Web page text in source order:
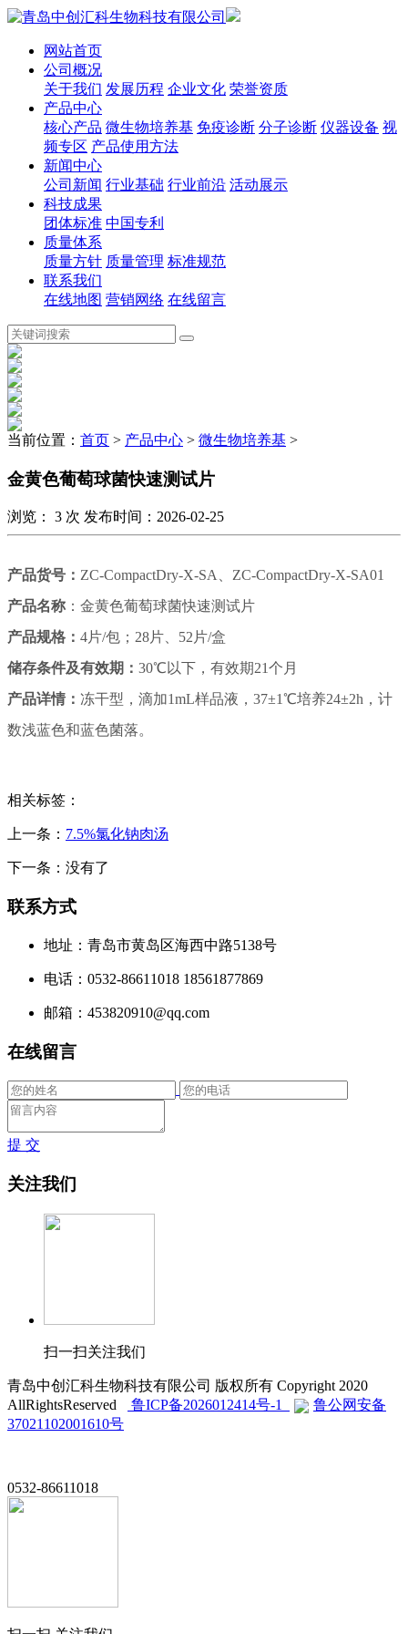
网站首页
公司概况
关于我们 发展历程 企业文化 荣誉资质
产品中心
核心产品 微生物培养基 免疫诊断 分子诊断 仪器设备 视
频专区 产品使用方法
新闻中心
公司新闻 行业基础 行业前沿 活动展示
科技成果
团体标准 中国专利
质量体系
质量方针 质量管理 标准规范
联系我们
在线地图 营销网络 在线留言
当前位置： 首页 > 产品中心 > 微生物培养基 >
金黄色葡萄球菌快速测试片
浏览： 3 次 发布时间：2026-02-25
产品货号： ZC-CompactDry-X-SA、ZC-CompactDry-X-SA01
产品名称 ：金黄色葡萄球菌快速测试片
产品规格： 4片/包；28片、52片/盒
储存条件及有效期： 30℃以下 ，有效期21个月
产品详情： 冻干型，滴加1mL样品液，37±1℃培养24±2h，计
数浅蓝色和蓝色菌落。
相关标签：
上一条： 7.5%氯化钠肉汤
下一条：没有了
联系方式
地址：青岛市黄岛区海西中路5138号
电话：0532-86611018 18561877869
邮箱：453820910@qq.com
在线留言
提 交
关注我们
扫一扫关注我们
青岛中创汇科生物科技有限公司 版权所有 Copyright 2020
AllRightsReserved
鲁ICP备2026012414号-1
鲁公网安备
37021102001610号
0532-86611018